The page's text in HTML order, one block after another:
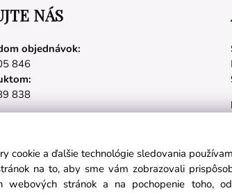
NÁS
objednávok:
846
838
Partnerské stránky
cookie a ďalšie technológie sledovania
na to, aby sme vám zobrazovali
webových stránok a na pochopenie toho,